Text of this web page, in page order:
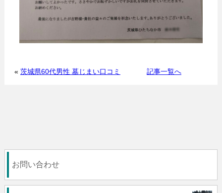
« 茨城県60代男性 墓じまい口コミ 記事一覧へ
お問い合わせ